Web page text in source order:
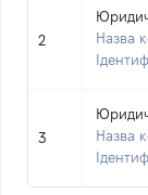
2
Назва
3
Назва